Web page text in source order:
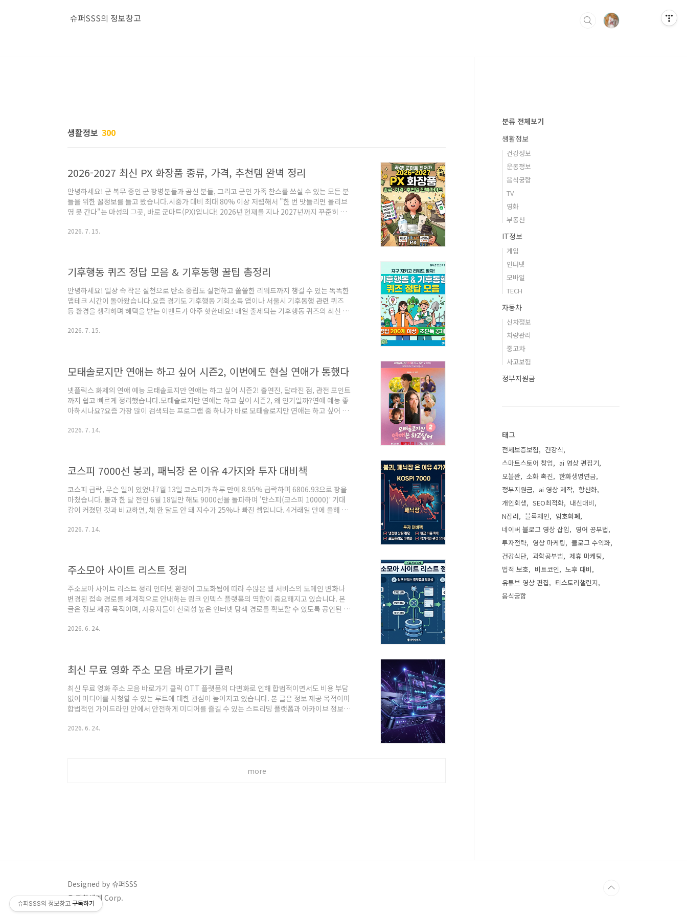
슈퍼SSS의 정보창고
생활정보 300
2026-2027 최신 PX 화장품 종류, 가격, 추천템 완벽 정리
안녕하세요! 군 복무 중인 군 장병분들과 곰신 분들, 그리고 군인 가족 찬스를 쓰실 수 있는 모든 분
들을 위한 꿀정보를 들고 왔습니다.시중가 대비 최대 80% 이상 저렴해서 "한 번 맛들리면 올리브
영 못 간다"는 마성의 그곳, 바로 군마트(PX)입니다! 2026년 현재를 지나 2027년까지 꾸준히 사
가독성 있게 정리해 드립니다. 주변에 휴가 나오는 군인이 있다면 이 글을 꼭 공유해 두고 대리 구
2026. 7. 15.
기후행동 퀴즈 정답 모음 & 기후동행 꿀팁 총정리
안녕하세요! 일상 속 작은 실천으로 탄소 중립도 실천하고 쏠쏠한 리워드까지 챙길 수 있는 똑똑한
앱테크 시간이 돌아왔습니다.요즘 경기도 기후행동 기회소득 앱이나 서울시 기후동행 관련 퀴즈
등 환경을 생각하며 혜택을 받는 이벤트가 아주 핫한데요! 매일 출제되는 기후행동 퀴즈의 최신 정
르게 정답을 입력해 보세요!📌 기후행동 퀴즈 분야별 예상 및 추천 정답 표기후행동 퀴즈는 주로 일
2026. 7. 15.
모태솔로지만 연애는 하고 싶어 시즌2, 이번에도 현실 연애가 통했다
넷플릭스 화제의 연애 예능 모태솔로지만 연애는 하고 싶어 시즌2! 출연진, 달라진 점, 관전 포인트
까지 쉽고 빠르게 정리했습니다.모태솔로지만 연애는 하고 싶어 시즌2, 왜 인기일까?연애 예능 좋
아하시나요?요즘 가장 많이 검색되는 프로그램 중 하나가 바로 모태솔로지만 연애는 하고 싶어 시
니다.출연자들의 감정 표현도 훨씬 적극적입니다.그래서 첫 방송부터 많은 관심을 받고 있습니다.
2026. 7. 14.
코스피 7000선 붕괴, 패닉장 온 이유 4가지와 투자 대비책
코스피 급락, 무슨 일이 있었나7월 13일 코스피가 하루 만에 8.95% 급락하며 6806.93으로 장을
마쳤습니다. 불과 한 달 전인 6월 18일만 해도 9000선을 돌파하며 '만스피(코스피 10000)' 기대
감이 커졌던 것과 비교하면, 채 한 달도 안 돼 지수가 25%나 빠진 셈입니다. 4거래일 만에 올해 7
지로 정리하고, 개인적인 생각과 함께 지금 같은 장에서 개인 투자자가 취할 수 있는 대비책을 이야
2026. 7. 14.
주소모아 사이트 리스트 정리
주소모아 사이트 리스트 정리 인터넷 환경이 고도화됨에 따라 수많은 웹 서비스의 도메인 변화나
변경된 접속 경로를 체계적으로 안내하는 링크 인덱스 플랫폼의 역할이 중요해지고 있습니다. 본
글은 정보 제공 목적이며, 사용자들이 신뢰성 높은 인터넷 탐색 경로를 확보할 수 있도록 공인된 북
내합니다. 한눈에 보는 대표 링크 플랫폼 요약 이름 주요 기능 추천 대상 주소모아 (Juso..
2026. 6. 24.
최신 무료 영화 주소 모음 바로가기 클릭
최신 무료 영화 주소 모음 바로가기 클릭 OTT 플랫폼의 다변화로 인해 합법적이면서도 비용 부담
없이 미디어를 시청할 수 있는 루트에 대한 관심이 높아지고 있습니다. 본 글은 정보 제공 목적이며
합법적인 가이드라인 안에서 안전하게 미디어를 즐길 수 있는 스트리밍 플랫폼과 아카이브 정보를
데 도움이 되기를 바랍니다. 한눈에 보는 미디어 플랫폼 요약 이름 주요 기능 추천 대상 ..
2026. 6. 24.
more
분류 전체보기
생활정보
건강정보
운동정보
음식궁합
TV
영화
부동산
IT정보
게임
인터넷
모바일
TECH
자동차
신차정보
차량관리
중고차
사고보험
정부지원금
태그
전세보증보험
건강식
스마트스토어 창업
ai 영상 편집기
오블완
소화 촉진
한화생명연금
정부지원금
ai 영상 제작
항산화
개인회생
SEO최적화
내신대비
N잡러
블록체인
암호화폐
네이버 블로그 영상 삽입
영어 공부법
투자전략
영상 마케팅
블로그 수익화
건강식단
과학공부법
제휴 마케팅
법적 보호
비트코인
노후 대비
유튜브 영상 편집
티스토리챌린지
음식궁합
Designed by 슈퍼SSS
© 지하세계 Corp.
슈퍼SSS의 정보창고 구독하기